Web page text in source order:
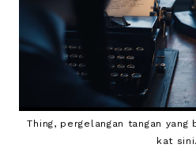
Thing, pergelangan tangan
kat sini.